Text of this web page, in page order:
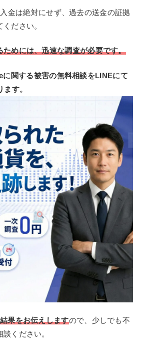
金は絶対にせず、過去の送金の証拠
ださい。
ためには、迅速な調査が必要です。
に関する被害の無料相談をLINEにて
す。
果をお伝えしますので、少しでも不
ください。